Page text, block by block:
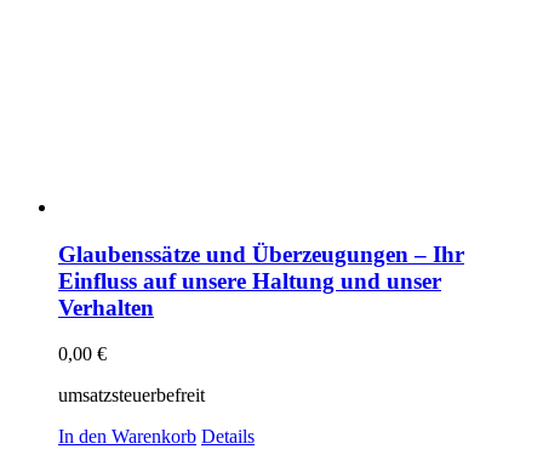
Glaubenssätze und Überzeugungen – Ihr
Einfluss auf unsere Haltung und unser
Verhalten
0,00 €
umsatzsteuerbefreit
In den Warenkorb Details